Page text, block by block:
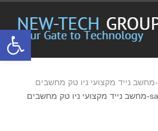
פתח
satellite-pro-c40-k1-מחשב נייד מקצועי ניו טק מחשבים
satellite-pro-c40-k1-מחשב נייד מקצועי ניו טק מחשבים